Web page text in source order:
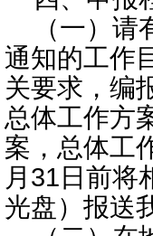
（一）
通知的工作
关要求，编
总体工作方
案，总体工
月31日前将
光盘）报送